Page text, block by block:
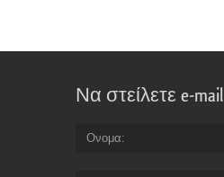
Να στείλετε e-mail
Ονομα